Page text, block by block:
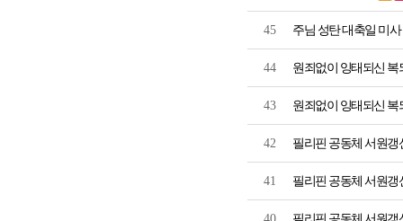
45 주님 성탄 대축일 미
44 원죄없이 잉태되신
43 원죄없이 잉태되신
42 필리핀 공동체 서원
41 필리핀 공동체 서원